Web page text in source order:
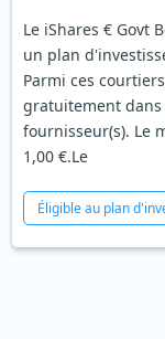
Le iShares € Govt
un plan
Parmi ces
gratuitement
fournisseur(s). Le
1,00 €.Le
Éligible au plan